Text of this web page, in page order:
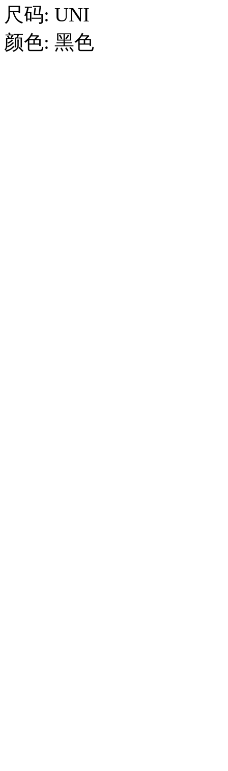
尺码: UNI
颜色: 黑色